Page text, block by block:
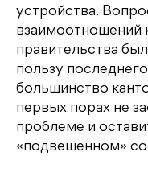
устройства.
взаимоотношений
правительства
пользу
большинство
первых порах не
проблеме и
«подвешенном»